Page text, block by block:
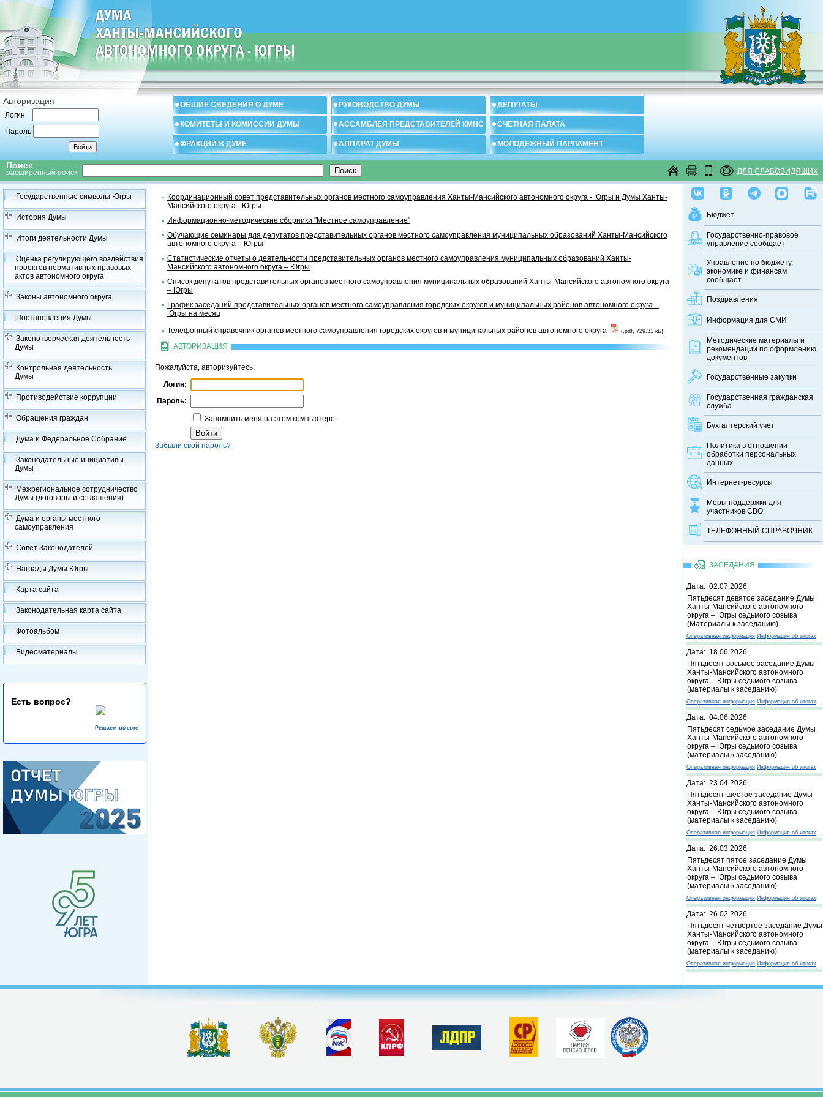
Авторизация
Логин
Пароль
ОБЩИЕ СВЕДЕНИЯ О ДУМЕ РУКОВОДСТВО ДУМЫ ДЕПУТАТЫ
КОМИТЕТЫ И КОМИССИИ ДУМЫ АССАМБЛЕЯ ПРЕДСТАВИТЕЛЕЙ КМНС СЧЕТНАЯ ПАЛАТА
ФРАКЦИИ В ДУМЕ АППАРАТ ДУМЫ МОЛОДЕЖНЫЙ ПАРЛАМЕНТ
Поиск
расширенный поиск ДЛЯ СЛАБОВИДЯЩИХ
Государственные символы Югры
История Думы
Итоги деятельности Думы
Оценка регулирующего воздействия
проектов нормативных правовых
актов автономного округа
Законы автономного округа
Постановления Думы
Законотворческая деятельность
Думы
Контрольная деятельность
Думы
Противодействие коррупции
Обращения граждан
Дума и Федеральное Собрание
Законодательные инициативы
Думы
Межрегиональное сотрудничество
Думы (договоры и соглашения)
Дума и органы местного
самоуправления
Совет Законодателей
Награды Думы Югры
Карта сайта
Законодательная карта сайта
Фотоальбом
Видеоматериалы
Есть вопрос?
Решаем вместе
Бюджет
Государственно-правовое
управление сообщает
Управление по бюджету,
экономике и финансам
сообщает
Поздравления
Информация для СМИ
Методические материалы и
рекомендации по оформлению
документов
Государственные закупки
Государственная гражданская
служба
Бухгалтерский учет
Политика в отношении
обработки персональных
данных
Интернет-ресурсы
Меры поддержки для
участников СВО
ТЕЛЕФОННЫЙ CПРАВОЧНИК
ЗАСЕДАНИЯ
Дата: 02.07.2026
Пятьдесят девятое заседание Думы
Ханты-Мансийского автономного
округа – Югры седьмого созыва
(Материалы к заседанию)
Оперативная информация Информация об итогах
Дата: 18.06.2026
Пятьдесят восьмое заседание Думы
Ханты-Мансийского автономного
округа – Югры седьмого созыва
(материалы к заседанию)
Оперативная информация Информация об итогах
Дата: 04.06.2026
Пятьдесят седьмое заседание Думы
Ханты-Мансийского автономного
округа – Югры седьмого созыва
(материалы к заседанию)
Оперативная информация Информация об итогах
Дата: 23.04.2026
Пятьдесят шестое заседание Думы
Ханты-Мансийского автономного
округа – Югры седьмого созыва
(материалы к заседанию)
Оперативная информация Информация об итогах
Дата: 26.03.2026
Пятьдесят пятое заседание Думы
Ханты-Мансийского автономного
округа – Югры седьмого созыва
(материалы к заседанию)
Оперативная информация Информация об итогах
Дата: 26.02.2026
Пятьдесят четвертое заседание Думы
Ханты-Мансийского автономного
округа – Югры седьмого созыва
(материалы к заседанию)
Оперативная информация Информация об итогах
Координационный совет представительных органов местного самоуправления Ханты-Мансийского автономного округа - Югры и Думы Ханты-
Мансийского округа - Югры
Информационно-методические сборники "Местное самоуправление"
Обучающие семинары для депутатов представительных органов местного самоуправления муниципальных образований Ханты-Мансийского
автономного округа – Югры
Статистические отчеты о деятельности представительных органов местного самоуправления муниципальных образований Ханты-
Мансийского автономного округа – Югры
Список депутатов представительных органов местного самоуправления муниципальных образований Ханты-Мансийского автономного округа
– Югры
График заседаний представительных органов местного самоуправления городских округов и муниципальных районов автономного округа –
Югры на месяц
Телефонный справочник органов местного самоуправления городских округов и муниципальных районов автономного округа
(.pdf, 729.31 кБ)
АВТОРИЗАЦИЯ
Пожалуйста, авторизуйтесь:
Логин:
Пароль:
Запомнить меня на этом компьютере
Забыли свой пароль?